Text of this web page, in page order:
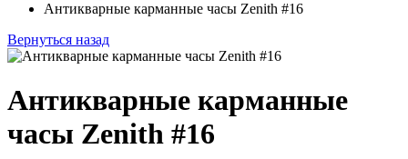
Антикварные карманные часы Zenith #16
Вернуться назад
Антикварные карманные
часы Zenith #16